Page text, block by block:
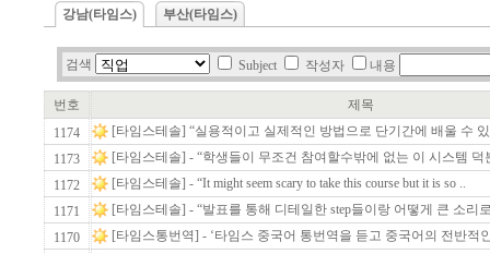
강남(타임스) 부산(타임스)
검색 Subject 작성자 내용
번호
제목
1174
[타임스테솔] “실용적이고 실제적인 방법으로 단기간에 배울 수
1173
[타임스테솔] - “학생들이 무조건 참여할수밖에 없는 이 시스템
1172
[타임스테솔] - “It might seem scary to take this course but it is so ..
1171
[타임스테솔] - “발표를 통해 디테일한 step들이랑 어떻게 큰 소리
1170
[타임스통번역] - ‘타임스 중국어 통번역을 듣고 중국어의 전반적